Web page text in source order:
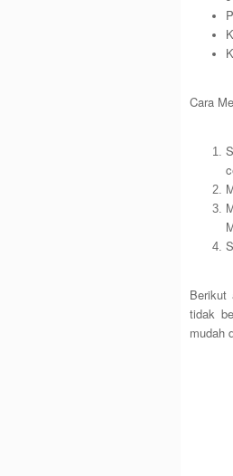
Cara
Berikut
tidak
mudah